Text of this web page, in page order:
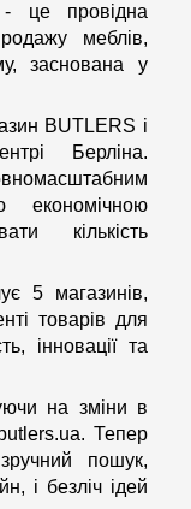
- це провідна
меблів,
заснована у
BUTLERS і
Берліна.
економічною
кількість
5 магазинів,
товарів для
інновації та
на зміни в
Тепер
пошук,
і безліч ідей